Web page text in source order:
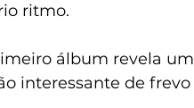
ritmo.
álbum revela um
interessante de frevo